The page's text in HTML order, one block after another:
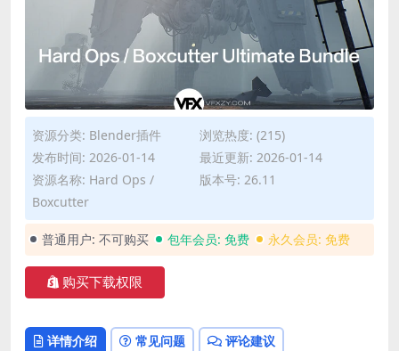
资源分类: Blender插件
浏览热度: (215)
发布时间: 2026-01-14
最近更新: 2026-01-14
资源名称: Hard Ops /
Boxcutter
版本号: 26.11
普通用户: 不可购买 包年会员: 免费 永久会员: 免费
购买下载权限
详情介绍 常见问题 评论建议